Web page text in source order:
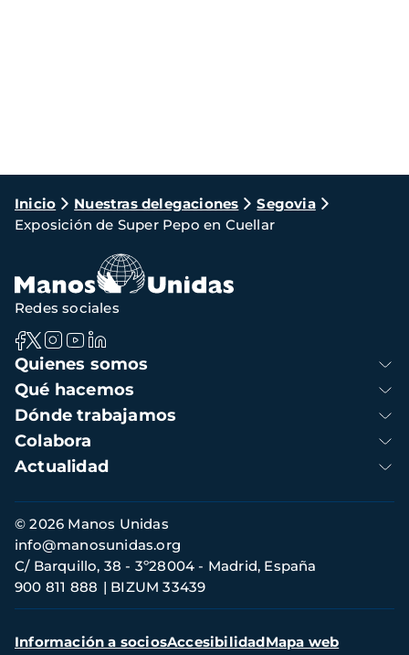
Ruta
de
navegación
Inicio Nuestras delegaciones
Segovia
Exposición de Super Pepo en Cuellar
Navegación
principal
Quienes somos
Qué hacemos
Dónde trabajamos
Colabora
Actualidad
Redes sociales
Información
de
contacto
© 2026 Manos Unidas
C/ Barquillo, 38 - 3º28004 - Madrid, España
900 811 888
BIZUM 33439
info@manosunidas.org
Menú
Información a sociosAccesibilidadMapa web